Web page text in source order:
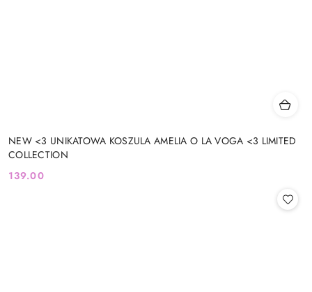
NEW <3 UNIKATOWA KOSZULA AMELIA O LA VOGA <3 LIMITED
COLLECTION
Cena:
139.00